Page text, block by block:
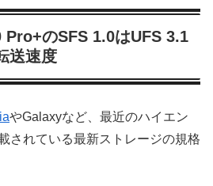
のSFS 1.0はUFS 3.1
送速度
やGalaxyなど、最近のハイエン
されている最新ストレージの規格